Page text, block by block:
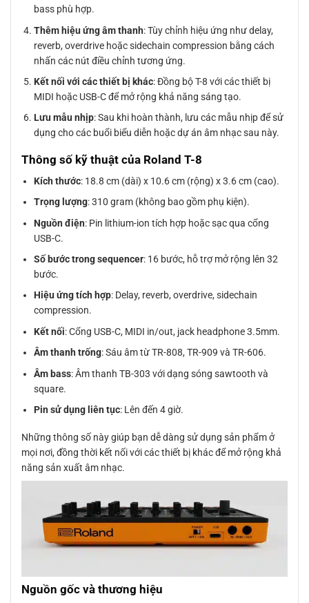
bass phù hợp.
Thêm hiệu ứng âm thanh: Tùy chỉnh hiệu ứng như delay,
reverb, overdrive hoặc sidechain compression bằng cách
nhấn các nút điều chỉnh tương ứng.
Kết nối với các thiết bị khác: Đồng bộ T-8 với các thiết bị
MIDI hoặc USB-C để mở rộng khả năng sáng tạo.
Lưu mẫu nhịp: Sau khi hoàn thành, lưu các mẫu nhịp để sử
dụng cho các buổi biểu diễn hoặc dự án âm nhạc sau này.
Thông số kỹ thuật của Roland T-8
Kích thước: 18.8 cm (dài) x 10.6 cm (rộng) x 3.6 cm (cao).
Trọng lượng: 310 gram (không bao gồm phụ kiện).
Nguồn điện: Pin lithium-ion tích hợp hoặc sạc qua cổng
USB-C.
Số bước trong sequencer: 16 bước, hỗ trợ mở rộng lên 32
bước.
Hiệu ứng tích hợp: Delay, reverb, overdrive, sidechain
compression.
Kết nối: Cổng USB-C, MIDI in/out, jack headphone 3.5mm.
Âm thanh trống: Sáu âm từ TR-808, TR-909 và TR-606.
Âm bass: Âm thanh TB-303 với dạng sóng sawtooth và
square.
Pin sử dụng liên tục: Lên đến 4 giờ.
Những thông số này giúp bạn dễ dàng sử dụng sản phẩm ở
mọi nơi, đồng thời kết nối với các thiết bị khác để mở rộng khả
năng sản xuất âm nhạc.
Nguồn gốc và thương hiệu